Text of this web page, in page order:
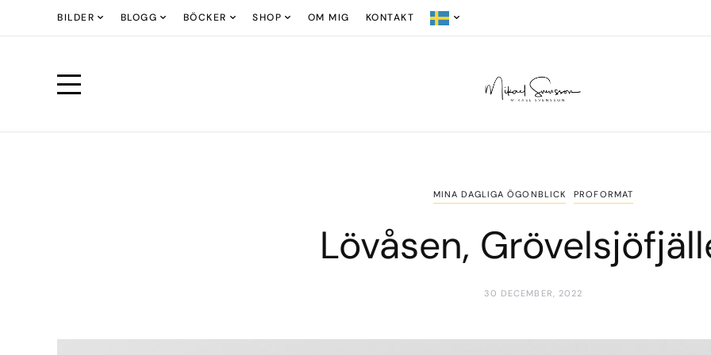
BILDER BLOGG BÖCKER SHOP OM MIG KONTAKT
MINA DAGLIGA ÖGONBLICK PROFORMAT
Lövåsen,
30 DECEMBER, 2022